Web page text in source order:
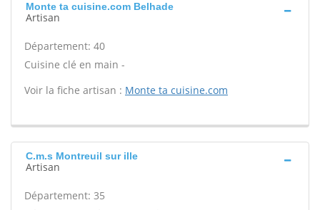
Monte ta cuisine.com Belhade
Artisan
Département: 40
Cuisine clé en main -
Voir la fiche artisan : Monte ta cuisine.com
C.m.s Montreuil sur ille
Artisan
Département: 35